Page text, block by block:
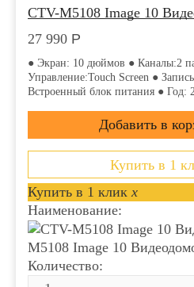
CTV-M5108 Image 10
27 990 Р
● Экран: 10 дюймов ● Каналы:2
Управление:Touch Screen ●
Встроенный блок питания ● Год:
Купить в 1
Купить в 1 клик x
Наименование:
M5108 Image 10
Количество: